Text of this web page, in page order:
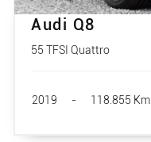
Audi Q8
55 TFSI Quattro
2019 - 118.855 Km